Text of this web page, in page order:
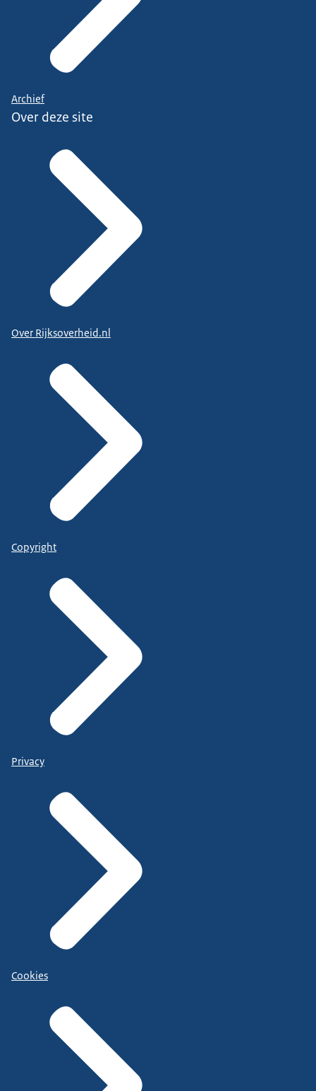
Archief
Over deze site
Over Rijksoverheid.nl
Copyright
Privacy
Cookies